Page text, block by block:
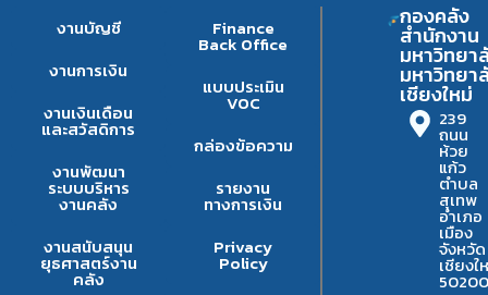
งานบัญชี
งานการเงิน
งานเงินเดือน
และสวัสดิการ
งานพัฒนา
ระบบบริหาร
งานคลัง
งานสนับสนุน
ยุธศาสตร์งาน
คลัง
Finance
Back Office
แบบประเมิน
VOC
กล่องข้อความ
รายงาน
ทางการเงิน
Privacy
Policy
กองคลัง
สำนักงาน
มหาวิทยา
มหาวิทยา
เชียงใหม่
239
ถนน
ห้วย
แก้ว
ตำบล
สุเทพ
อำเภอ
เมือง
จังหวัด
เชียงใ
50200